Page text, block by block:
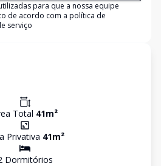
para que a nossa equipe
de acordo com a política de
serviço
Total 41m²
Privativa 41m²
Dormitórios